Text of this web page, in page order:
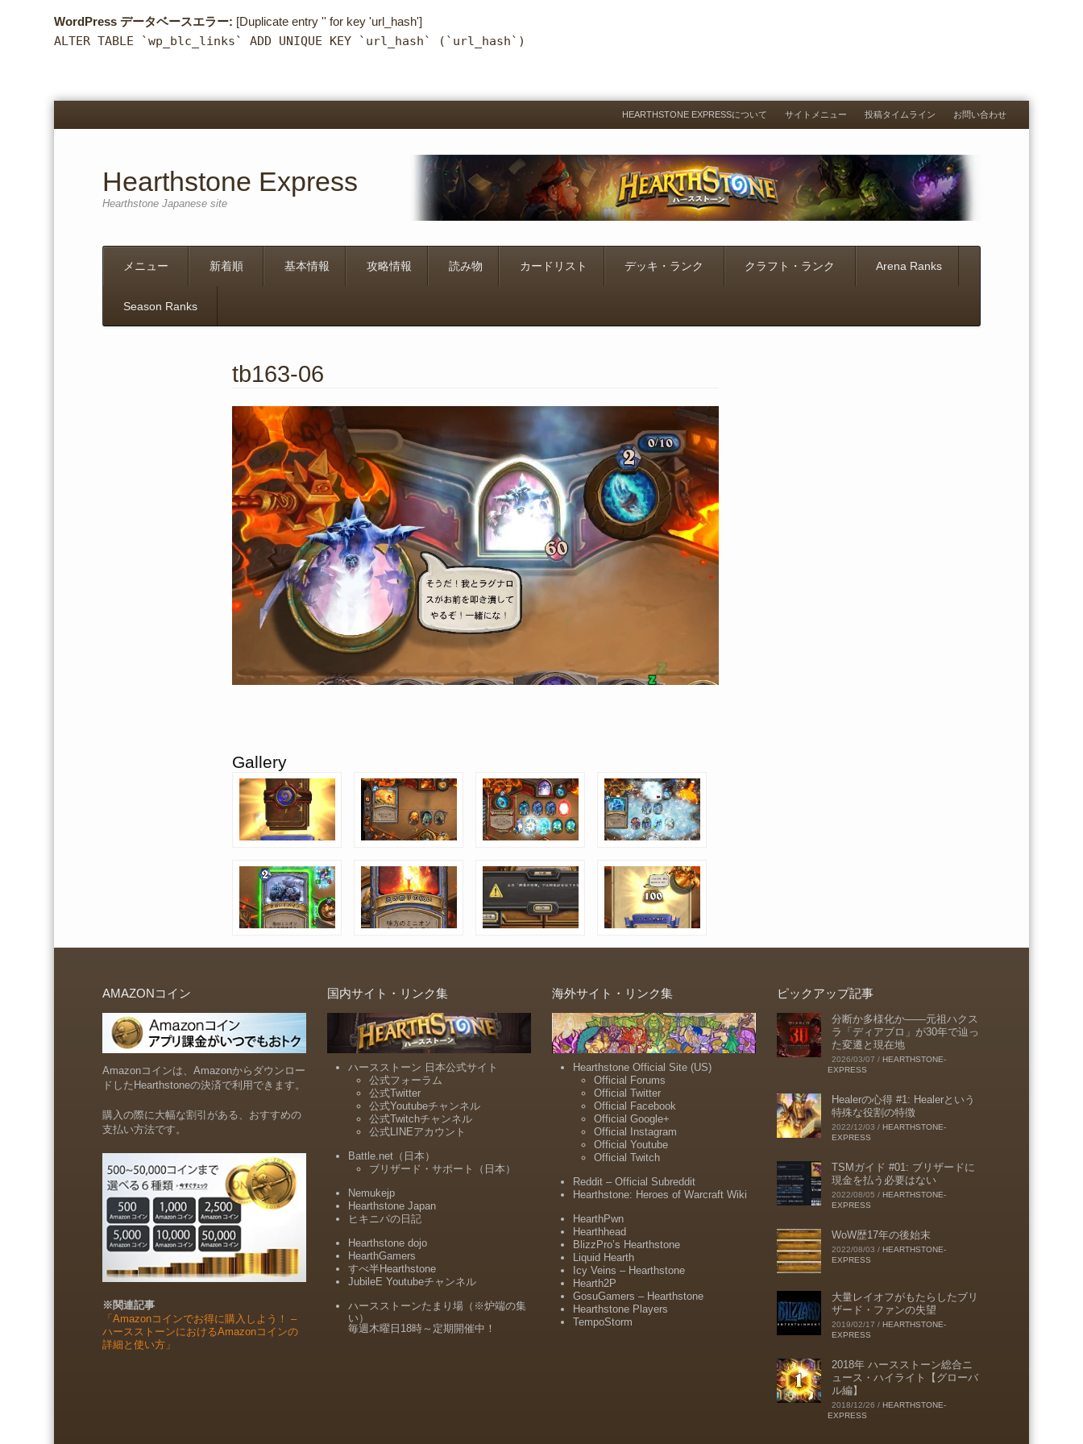
WordPress データベースエラー: [Duplicate entry '' for key 'url_hash']
ALTER TABLE `wp_blc_links` ADD UNIQUE KEY `url_hash` (`url_hash`)
Menu
Skip
to
HEARTHSTONE EXPRESSについて サイトメニュー 投稿タイムライン お問い合わせ
Hearthstone Express
Hearthstone Japanese site
メニュー 新着順 基本情報 攻略情報 読み物 カードリスト デッキ・ランク クラフト・ランク Arena Ranks
Season Ranks
tb163-06
Gallery
AMAZONコイン
Amazonコインは、Amazonからダウンロー
ドしたHearthstoneの決済で利用できます。
購入の際に大幅な割引がある、おすすめの
支払い方法です。
※関連記事
「Amazonコインでお得に購入しよう！ –
ハースストーンにおけるAmazonコインの
詳細と使い方」
国内サイト・リンク集
ハースストーン 日本公式サイト
公式フォーラム
公式Twitter
公式Youtubeチャンネル
公式Twitchチャンネル
公式LINEアカウント
Battle.net（日本）
ブリザード・サポート（日本）
Nemukejp
Hearthstone Japan
ヒキニパの日記
Hearthstone dojo
HearthGamers
すべ半Hearthstone
JubileE Youtubeチャンネル
ハースストーンたまり場（※炉端の集
い）
毎週木曜日18時～定期開催中！
海外サイト・リンク集
Hearthstone Official Site (US)
Official Forums
Official Twitter
Official Facebook
Official Google+
Official Instagram
Official Youtube
Official Twitch
Reddit – Official Subreddit
Hearthstone: Heroes of Warcraft Wiki
HearthPwn
Hearthhead
BlizzPro’s Hearthstone
Liquid Hearth
Icy Veins – Hearthstone
Hearth2P
GosuGamers – Hearthstone
Hearthstone Players
TempoStorm
ピックアップ記事
分断か多様化か――元祖ハクス
ラ「ディアブロ」が30年で辿っ
た変遷と現在地
2026/03/07 / HEARTHSTONE-
EXPRESS
Healerの心得 #1: Healerという
特殊な役割の特徴
2022/12/03 / HEARTHSTONE-
EXPRESS
TSMガイド #01: ブリザードに
現金を払う必要はない
2022/08/05 / HEARTHSTONE-
EXPRESS
WoW歴17年の後始末
2022/08/03 / HEARTHSTONE-
EXPRESS
大量レイオフがもたらしたブリ
ザード・ファンの失望
2019/02/17 / HEARTHSTONE-
EXPRESS
2018年 ハースストーン総合ニ
ュース・ハイライト【グローバ
ル編】
2018/12/26 / HEARTHSTONE-
EXPRESS